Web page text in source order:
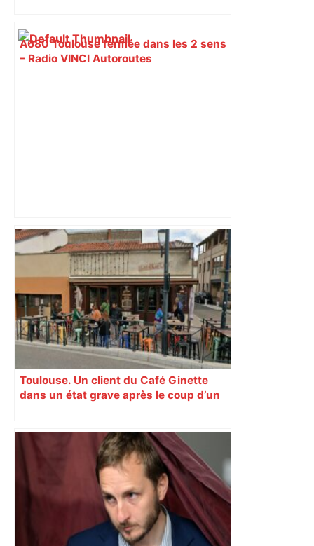
A680 Toulouse fermée dans les 2 sens
– Radio VINCI Autoroutes
"On souhaite remettre un peu d’ordre" :
la mairie de Toulouse interdit le
commerce ambulant de 6 heures à
minuit dans ce grand quartier populaire
et prévoit des sanctions pour libérer
l’espace public – ladepeche.fr
Toulouse. Un client du Café Ginette
dans un état grave après le coup d’un